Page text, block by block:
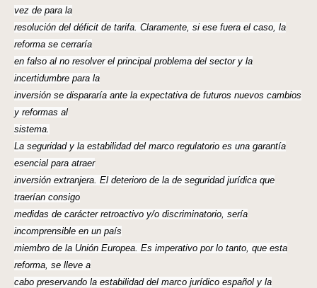
vez de para la
resolución del déficit de tarifa. Claramente, si ese fuera el caso, la
reforma se cerraría
en falso al no resolver el principal problema del sector y la
incertidumbre para la
inversión se dispararía ante la expectativa de futuros nuevos cambios
y reformas al
sistema.
La seguridad y la estabilidad del marco regulatorio es una garantía
esencial para atraer
inversión extranjera. El deterioro de la de seguridad jurídica que
traerían consigo
medidas de carácter retroactivo y/o discriminatorio, sería
incomprensible en un país
miembro de la Unión Europea. Es imperativo por lo tanto, que esta
reforma, se lleve a
cabo preservando la estabilidad del marco jurídico español y la